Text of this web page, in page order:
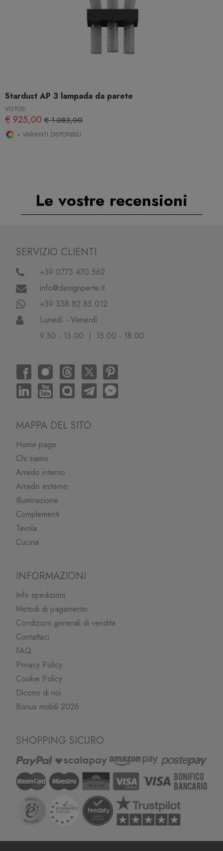
Stardust AP 3 lampada da parete
VISTOSI
€ 925,00 € 1.083,00
+ VARIANTI DISPONIBILI
Le vostre recensioni
SERVIZIO CLIENTI
+39 0773.470.562
info@designperte.it
+39 338.82.85.012
Lunedì - Venerdì
9.30 - 13.00 | 15.00 - 18.00
MAPPA DEL SITO
Home page
Chi siamo
Arredo interno
Arredo esterno
Illuminazione
Complementi
Tavola
Cucina
INFORMAZIONI
Info spedizioni
Metodi di pagamento
Condizioni generali di vendita
Contattaci
FAQ
Privacy Policy
Cookie Policy
Dicono di noi
Bonus mobili 2026
SHOPPING SICURO